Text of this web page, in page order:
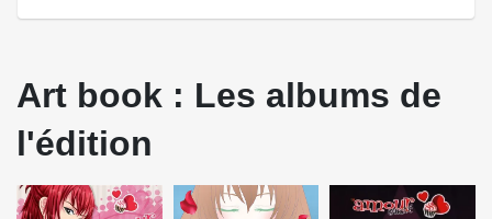
Art book : Les albums de
l'édition